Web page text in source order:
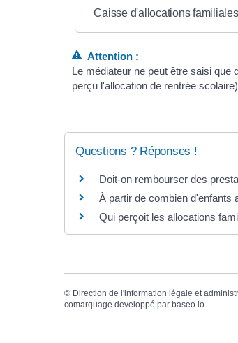
Caisse d'allocations
Attention :
Le médiateur ne peut être saisi
perçu l'allocation de rentrée
Questions ? Réponses !
Doit-on rembourser des
À partir de combien d'enfants
Qui perçoit les allocations
© Direction de l'information légale et
comarquage developpé par baseo.io